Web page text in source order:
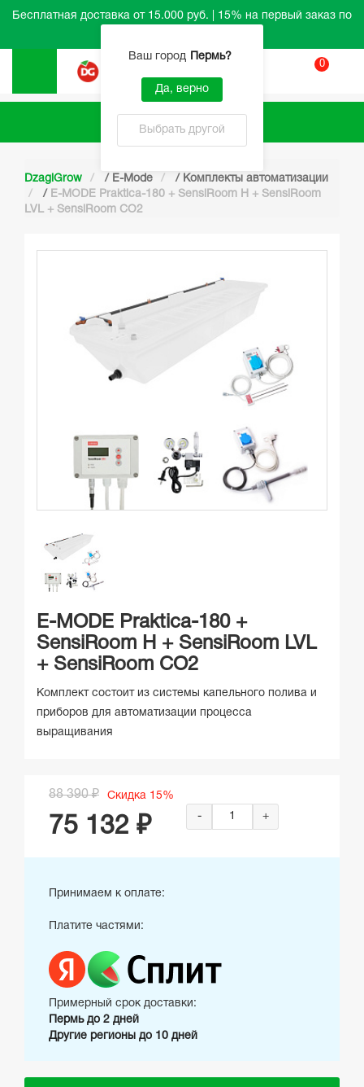
Бесплатная доставка от 15.000 руб. | 15% на первый заказ по
Ваш город Пермь?
Да, верно
Выбрать другой
0
Каталог
DzagiGrow / E-Mode / Комплекты автоматизации
/ E-MODE Praktica-180 + SensiRoom H + SensiRoom
LVL + SensiRoom CO2
E-MODE Praktica-180 +
SensiRoom H + SensiRoom LVL
+ SensiRoom CO2
Комплект состоит из системы капельного полива и
приборов для автоматизации процесса
выращивания
88 390 ₽ Скидка 15%
75 132 ₽ - +
Принимаем к оплате:
Платите частями:
Примерный срок доставки:
Пермь до 2 дней
Другие регионы до 10 дней